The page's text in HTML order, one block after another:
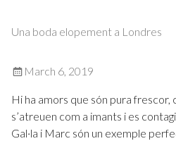
Una boda elopement a Londres
March 6, 2019
Hi ha amors que són pura frescor,
s’atreuen com a imants i es
Gal·la i Marc són un exemple